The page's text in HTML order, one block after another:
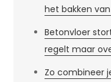
het bakken
Betonvloer
regelt maar
Zo combineer